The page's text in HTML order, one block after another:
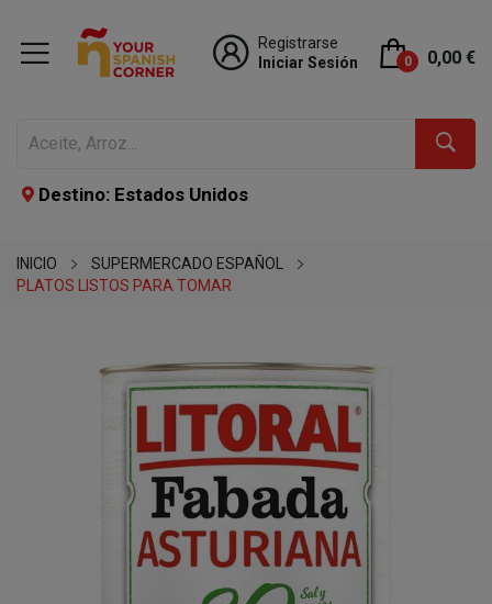
Registrarse
Iniciar Sesión
0 0,00 €
Destino: Estados Unidos
INICIO
SUPERMERCADO ESPAÑOL
PLATOS LISTOS PARA TOMAR